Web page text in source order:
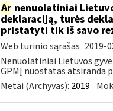
Arnenuolatiniai
deklaraciją, turės
pristatyti tik iš savo
Web turinio sąrašas 2019-
Nenuolatiniai Lietuvos
GPMĮ nuostatas atsiranda
Metai (Archyvas): 2019